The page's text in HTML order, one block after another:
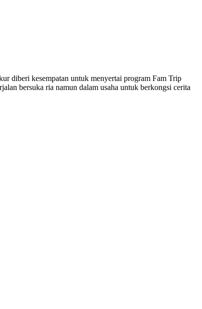
diberi kesempatan untuk menyertai program Fam Trip
bersuka ria namun dalam usaha untuk berkongsi cerita